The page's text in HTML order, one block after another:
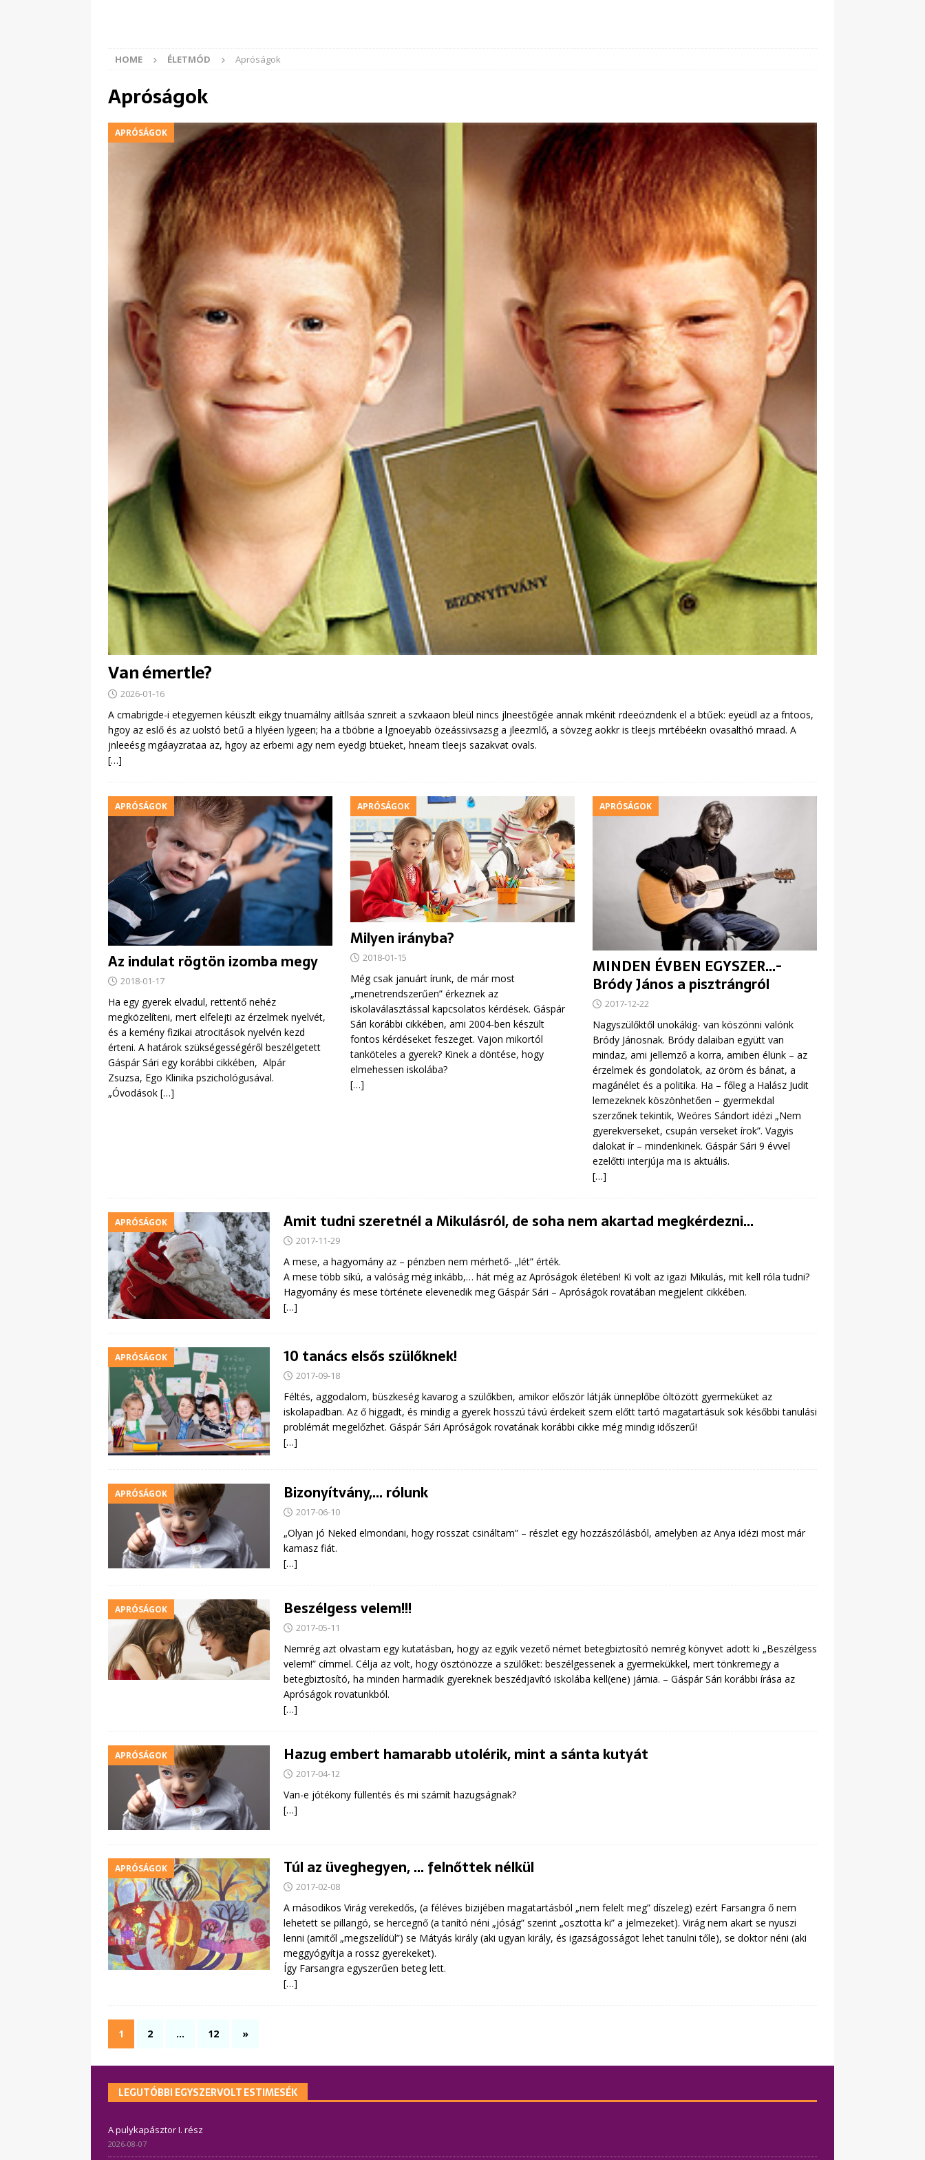
HOME ÉLETMÓD Apróságok
Apróságok
APRÓSÁGOK
Van émertle?
2026-01-16
A cmabrigde-i etegyemen kéüszlt eikgy tnuamálny aítllsáa sznreit a szvkaaon bleül nincs jlneestőgée annak mkénit rdeeözndenk el a btűek: eyeüdl az a fntoos,
hgoy az eslő és az uolstó betű a hlyéen lygeen; ha a tböbrie a lgnoeyabb özeássivsazsg a jleezmlő, a sövzeg aokkr is tleejs mrtébéekn ovasalthó mraad. A
jnleeésg mgáayzrataa az, hgoy az erbemi agy nem eyedgi btüeket, hneam tleejs sazakvat ovals.
[…]
APRÓSÁGOK
Az indulat rögtön izomba megy
2018-01-17
Ha egy gyerek elvadul, rettentő nehéz
megközelíteni, mert elfelejti az érzelmek nyelvét,
és a kemény fizikai atrocitások nyelvén kezd
érteni. A határok szükségességéről beszélgetett
Gáspár Sári egy korábbi cikkében, Alpár
Zsuzsa, Ego Klinika pszichológusával.
„Óvodások […]
APRÓSÁGOK
Milyen irányba?
2018-01-15
Még csak januárt írunk, de már most
„menetrendszerűen” érkeznek az
iskolaválasztással kapcsolatos kérdések. Gáspár
Sári korábbi cikkében, ami 2004-ben készült
fontos kérdéseket feszeget. Vajon mikortól
tanköteles a gyerek? Kinek a döntése, hogy
elmehessen iskolába?
[…]
APRÓSÁGOK
MINDEN ÉVBEN EGYSZER…-
Bródy János a pisztrángról
2017-12-22
Nagyszülőktől unokákig- van köszönni valónk
Bródy Jánosnak. Bródy dalaiban együtt van
mindaz, ami jellemző a korra, amiben élünk – az
érzelmek és gondolatok, az öröm és bánat, a
magánélet és a politika. Ha – főleg a Halász Judit
lemezeknek köszönhetően – gyermekdal
szerzőnek tekintik, Weöres Sándort idézi „Nem
gyerekverseket, csupán verseket írok”. Vagyis
dalokat ír – mindenkinek. Gáspár Sári 9 évvel
ezelőtti interjúja ma is aktuális.
[…]
APRÓSÁGOK Amit tudni szeretnél a Mikulásról, de soha nem akartad megkérdezni…
2017-11-29
A mese, a hagyomány az – pénzben nem mérhető- „lét” érték.
A mese több síkú, a valóság még inkább,… hát még az Apróságok életében! Ki volt az igazi Mikulás, mit kell róla tudni?
Hagyomány és mese története elevenedik meg Gáspár Sári – Apróságok rovatában megjelent cikkében.
[…]
APRÓSÁGOK 10 tanács elsős szülőknek!
2017-09-18
Féltés, aggodalom, büszkeség kavarog a szülőkben, amikor először látják ünneplőbe öltözött gyermeküket az
iskolapadban. Az ő higgadt, és mindig a gyerek hosszú távú érdekeit szem előtt tartó magatartásuk sok későbbi tanulási
problémát megelőzhet. Gáspár Sári Apróságok rovatának korábbi cikke még mindig időszerű!
[…]
APRÓSÁGOK Bizonyítvány,… rólunk
2017-06-10
„Olyan jó Neked elmondani, hogy rosszat csináltam” – részlet egy hozzászólásból, amelyben az Anya idézi most már
kamasz fiát.
[…]
APRÓSÁGOK Beszélgess velem!!!
2017-05-11
Nemrég azt olvastam egy kutatásban, hogy az egyik vezető német betegbiztosító nemrég könyvet adott ki „Beszélgess
velem!” címmel. Célja az volt, hogy ösztönözze a szülőket: beszélgessenek a gyermekükkel, mert tönkremegy a
betegbiztosító, ha minden harmadik gyereknek beszédjavító iskolába kell(ene) járnia. – Gáspár Sári korábbi írása az
Apróságok rovatunkból.
[…]
APRÓSÁGOK Hazug embert hamarabb utolérik, mint a sánta kutyát
2017-04-12
Van-e jótékony füllentés és mi számít hazugságnak?
[…]
APRÓSÁGOK Túl az üveghegyen, … felnőttek nélkül
2017-02-08
A másodikos Virág verekedős, (a féléves bizijében magatartásból „nem felelt meg” díszeleg) ezért Farsangra ő nem
lehetett se pillangó, se hercegnő (a tanító néni „jóság” szerint „osztotta ki” a jelmezeket). Virág nem akart se nyuszi
lenni (amitől „megszelídül”) se Mátyás király (aki ugyan király, és igazságosságot lehet tanulni tőle), se doktor néni (aki
meggyógyítja a rossz gyerekeket).
Így Farsangra egyszerűen beteg lett.
[…]
1 2 … 12 »
LEGUTÓBBI EGYSZERVOLT ESTIMESÉK
A pulykapásztor I. rész
2026-08-07